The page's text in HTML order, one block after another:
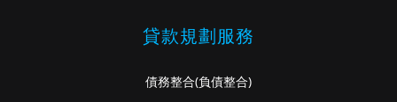
貸款規劃服務
債務整合(負債整合)